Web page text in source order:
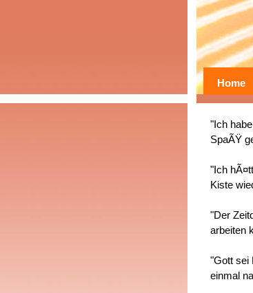
Home
"Ich
SpaÃŸ
"Ich
Kiste
"Der
arbeiten
"Gott sei
einmal